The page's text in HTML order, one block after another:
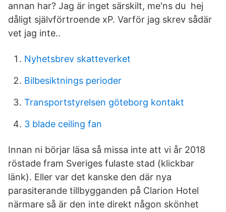
annan har? Jag är inget särskilt, me'ns du hej
dåligt självförtroende xP. Varför jag skrev sådär
vet jag inte..
Nyhetsbrev skatteverket
Bilbesiktnings perioder
Transportstyrelsen göteborg kontakt
3 blade ceiling fan
Innan ni börjar läsa så missa inte att vi år 2018
röstade fram Sveriges fulaste stad (klickbar
länk). Eller var det kanske den där nya
parasiterande tillbygganden på Clarion Hotel
närmare så är den inte direkt någon skönhet